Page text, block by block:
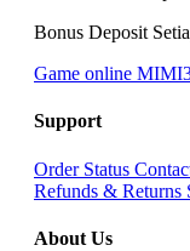
Bonus Deposit
Game online
Support
Order Status
Refunds & Returns
About Us